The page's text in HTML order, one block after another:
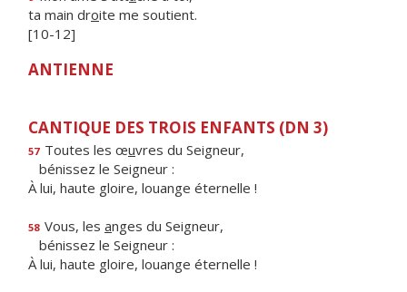
ta main droite me soutient.
[10-12]
ANTIENNE
CANTIQUE DES TROIS ENFANTS (DN 3)
57 Toutes les œuvres du Seigneur,
bénissez le Seigneur :
À lui, haute gloire, louange éternelle !
58 Vous, les anges du Seigneur,
bénissez le Seigneur :
À lui, haute gloire, louange éternelle !